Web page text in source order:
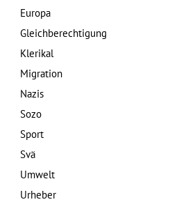
Europa
Gleichberechtigung
Klerikal
Migration
Nazis
Sozo
Sport
Svä
Umwelt
Urheber